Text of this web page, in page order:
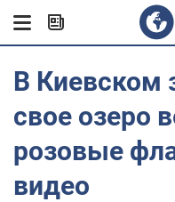
В Киевском
свое озеро
розовые
видео